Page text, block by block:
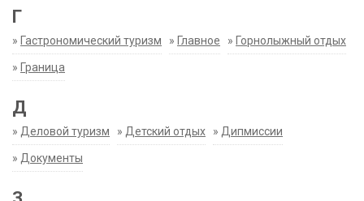
Г
» Гастрономический туризм » Главное » Горнолыжный отдых
» Граница
Д
» Деловой туризм » Детский отдых » Дипмиссии
» Документы